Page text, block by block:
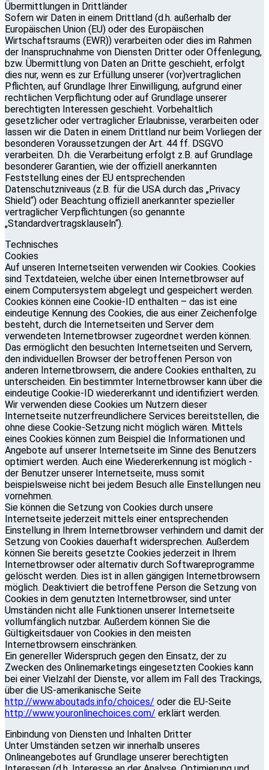
Übermittlungen in Drittländer
Sofern wir Daten in einem Drittland (d.h. außerhalb der
Europäischen Union (EU) oder des Europäischen
Wirtschaftsraums (EWR)) verarbeiten oder dies im Rahmen
der Inanspruchnahme von Diensten Dritter oder Offenlegung,
bzw. Übermittlung von Daten an Dritte geschieht, erfolgt
dies nur, wenn es zur Erfüllung unserer (vor)vertraglichen
Pflichten, auf Grundlage Ihrer Einwilligung, aufgrund einer
rechtlichen Verpflichtung oder auf Grundlage unserer
berechtigten Interessen geschieht. Vorbehaltlich
gesetzlicher oder vertraglicher Erlaubnisse, verarbeiten oder
lassen wir die Daten in einem Drittland nur beim Vorliegen der
besonderen Voraussetzungen der Art. 44 ff. DSGVO
verarbeiten. D.h. die Verarbeitung erfolgt z.B. auf Grundlage
besonderer Garantien, wie der offiziell anerkannten
Feststellung eines der EU entsprechenden
Datenschutzniveaus (z.B. für die USA durch das „Privacy
Shield“) oder Beachtung offiziell anerkannter spezieller
vertraglicher Verpflichtungen (so genannte
„Standardvertragsklauseln“).
Technisches
Cookies
Auf unseren Internetseiten verwenden wir Cookies. Cookies
sind Textdateien, welche über einen Internetbrowser auf
einem Computersystem abgelegt und gespeichert werden.
Cookies können eine Cookie-ID enthalten – das ist eine
eindeutige Kennung des Cookies, die aus einer Zeichenfolge
besteht, durch die Internetseiten und Server dem
verwendeten Internetbrowser zugeordnet werden können.
Das ermöglicht den besuchten Internetseiten und Servern,
den individuellen Browser der betroffenen Person von
anderen Internetbrowsern, die andere Cookies enthalten, zu
unterscheiden. Ein bestimmter Internetbrowser kann über die
eindeutige Cookie-ID wiedererkannt und identifiziert werden.
Wir verwenden diese Cookies um Nutzern dieser
Internetseite nutzerfreundlichere Services bereitstellen, die
ohne diese Cookie-Setzung nicht möglich wären. Mittels
eines Cookies können zum Beispiel die Informationen und
Angebote auf unserer Internetseite im Sinne des Benutzers
optimiert werden. Auch eine Wiedererkennung ist möglich -
der Benutzer unserer Internetseite, muss somit
beispielsweise nicht bei jedem Besuch alle Einstellungen neu
vornehmen.
Sie können die Setzung von Cookies durch unsere
Internetseite jederzeit mittels einer entsprechenden
Einstellung in Ihrem Internetbrowser verhindern und damit der
Setzung von Cookies dauerhaft widersprechen. Außerdem
können Sie bereits gesetzte Cookies jederzeit in Ihrem
Internetbrowser oder alternativ durch Softwareprogramme
gelöscht werden. Dies ist in allen gängigen Internetbrowsern
möglich. Deaktiviert die betroffene Person die Setzung von
Cookies in dem genutzten Internetbrowser, sind unter
Umständen nicht alle Funktionen unserer Internetseite
vollumfänglich nutzbar. Außerdem können Sie die
Gültigkeitsdauer von Cookies in den meisten
Internetbrowsern einschränken.
Ein genereller Widerspruch gegen den Einsatz, der zu
Zwecken des Onlinemarketings eingesetzten Cookies kann
bei einer Vielzahl der Dienste, vor allem im Fall des Trackings,
über die US-amerikanische Seite
http://www.aboutads.info/choices/ oder die EU-Seite
http://www.youronlinechoices.com/ erklärt werden.
Einbindung von Diensten und Inhalten Dritter
Unter Umständen setzen wir innerhalb unseres
Onlineangebotes auf Grundlage unserer berechtigten